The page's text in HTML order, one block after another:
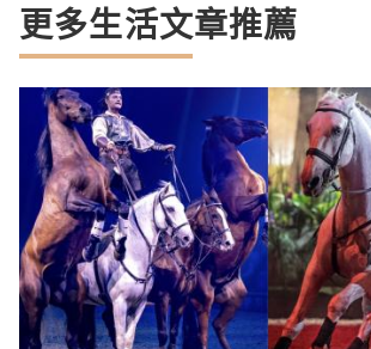
更多生活文章推薦